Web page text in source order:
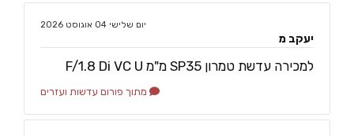
‏יום שלישי ‏04 ‏אוגוסט ‏2026
יעקב מ
למכירה עדשת טמרון SP35 מ"מ F/1.8 Di VC U
מתוך פורום עדשות ועזרים